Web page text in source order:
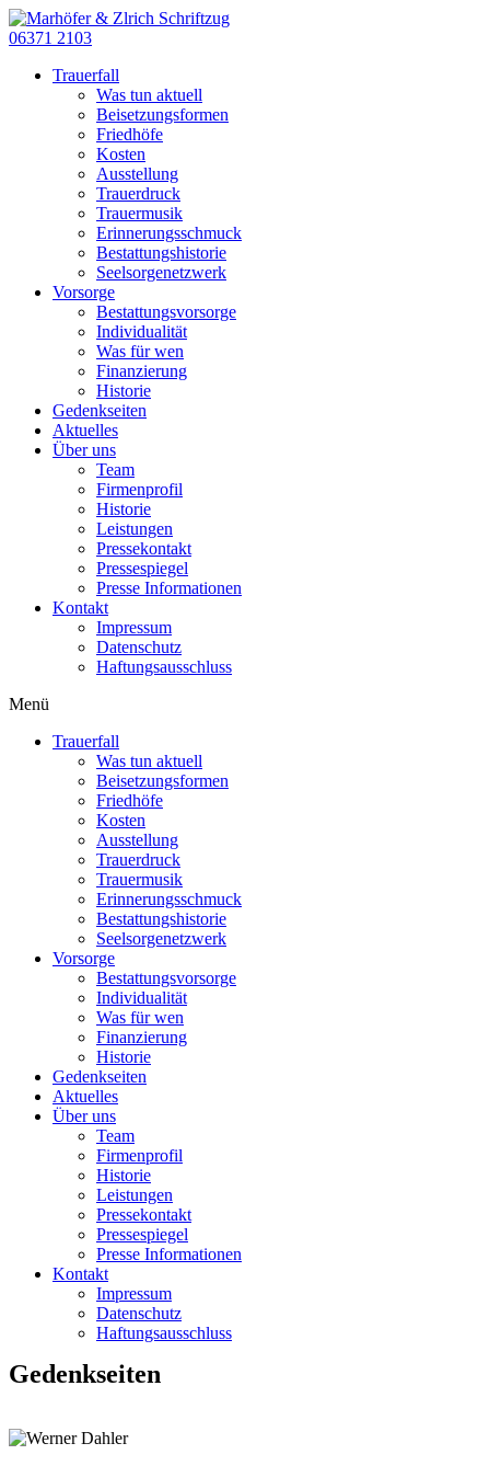
06371 2103
Trauerfall
Was tun aktuell
Beisetzungsformen
Friedhöfe
Kosten
Ausstellung
Trauerdruck
Trauermusik
Erinnerungsschmuck
Bestattungshistorie
Seelsorgenetzwerk
Vorsorge
Bestattungsvorsorge
Individualität
Was für wen
Finanzierung
Historie
Gedenkseiten
Aktuelles
Über uns
Team
Firmenprofil
Historie
Leistungen
Pressekontakt
Pressespiegel
Presse Informationen
Kontakt
Impressum
Datenschutz
Haftungsausschluss
Menü
Trauerfall
Was tun aktuell
Beisetzungsformen
Friedhöfe
Kosten
Ausstellung
Trauerdruck
Trauermusik
Erinnerungsschmuck
Bestattungshistorie
Seelsorgenetzwerk
Vorsorge
Bestattungsvorsorge
Individualität
Was für wen
Finanzierung
Historie
Gedenkseiten
Aktuelles
Über uns
Team
Firmenprofil
Historie
Leistungen
Pressekontakt
Pressespiegel
Presse Informationen
Kontakt
Impressum
Datenschutz
Haftungsausschluss
Gedenkseiten